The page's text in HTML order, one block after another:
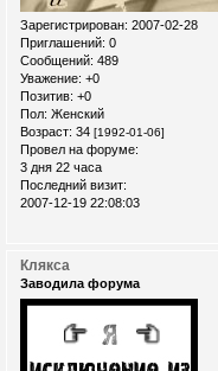
Зарегистрирован: 2007-02-28
Приглашений: 0
Сообщений: 489
Уважение: +0
Позитив: +0
Пол: Женский
Возраст: 34 [1992-01-06]
Провел на форуме:
3 дня 22 часа
Последний визит:
2007-12-19 22:08:03
Клякса
Заводила форума